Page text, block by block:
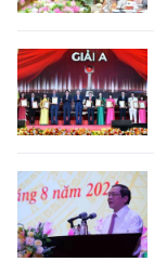
Nguyên
Đông Nam Bộ
Đồng bằng
Chuyên trang
Chuyên trang